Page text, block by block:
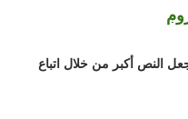
النص أكبر من خلال اتباع